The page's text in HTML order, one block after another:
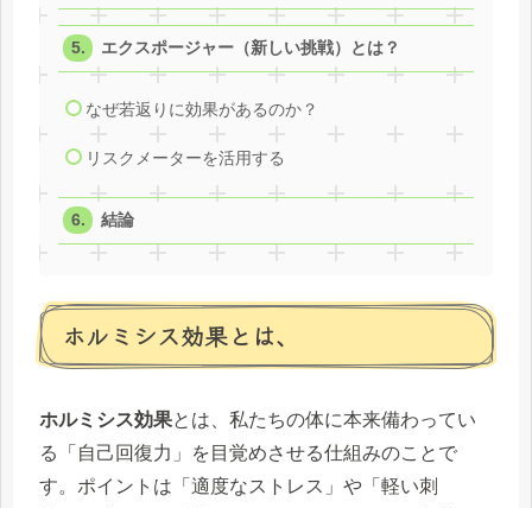
エクスポージャー（新しい挑戦）とは？
なぜ若返りに効果があるのか？
リスクメーターを活用する
結論
ホルミシス効果とは、
ホルミシス効果とは、私たちの体に本来備わってい
る「自己回復力」を目覚めさせる仕組みのことで
す。ポイントは「適度なストレス」や「軽い刺